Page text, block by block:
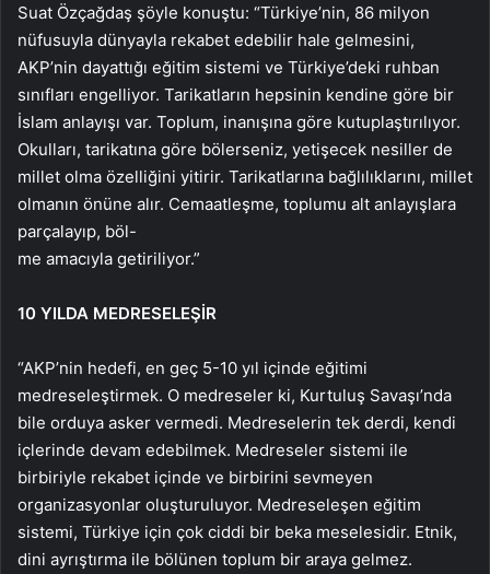
Suat Özçağdaş şöyle konuştu: “Türkiye’nin, 86 milyon
nüfusuyla dünyayla rekabet edebilir hale gelmesini,
AKP’nin dayattığı eğitim sistemi ve Türkiye’deki ruhban
sınıfları engelliyor. Tarikatların hepsinin kendine göre bir
İslam anlayışı var. Toplum, inanışına göre kutuplaştırılıyor.
Okulları, tarikatına göre bölerseniz, yetişecek nesiller de
millet olma özelliğini yitirir. Tarikatlarına bağlılıklarını, millet
olmanın önüne alır. Cemaatleşme, toplumu alt anlayışlara
parçalayıp, böl-
me amacıyla getiriliyor.”
10 YILDA MEDRESELEŞİR
“AKP’nin hedefi, en geç 5-10 yıl içinde eğitimi
medreseleştirmek. O medreseler ki, Kurtuluş Savaşı’nda
bile orduya asker vermedi. Medreselerin tek derdi, kendi
içlerinde devam edebilmek. Medreseler sistemi ile
birbiriyle rekabet içinde ve birbirini sevmeyen
organizasyonlar oluşturuluyor. Medreseleşen eğitim
sistemi, Türkiye için çok ciddi bir beka meselesidir. Etnik,
dini ayrıştırma ile bölünen toplum bir araya gelmez.